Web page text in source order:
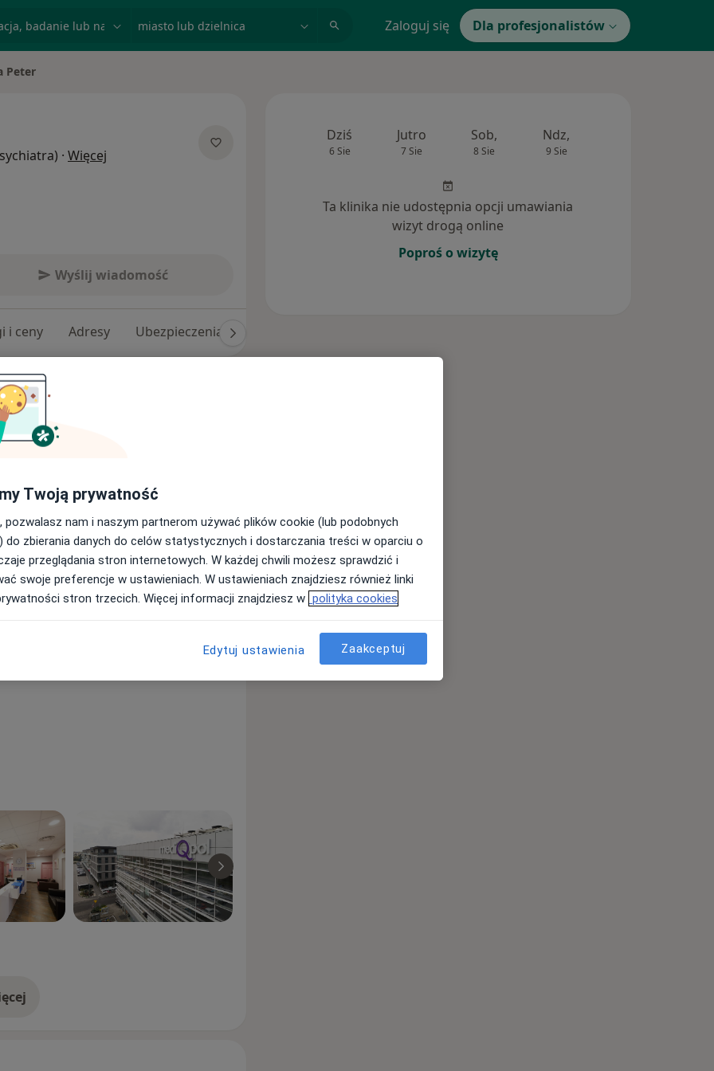
Zaloguj się Dla profesjonalistów
Peter
· Więcej
Wyślij wiadomość
i ceny Adresy Ubezpieczenia
która z pasją i
opieki nad pacjentami z
realizuje szkolenie
w Szpitalu Specjalistycznym w
rezydenturze umożliwiło rozwój
czym kładzie duży nacisk na
oraz budowanie trwałych relacji z
i aktualizuje wiedzę, m.in. poprzez
badań, udział w kursach
podejście do zdrowia
biologiczne, jak i
Dziś
6 Sie
Jutro
7 Sie
Sob,
8 Sie
Ndz,
9 Sie
Ta klinika nie udostępnia opcji umawiania
wizyt drogą online
Poproś o wizytę
Twoją prywatność
pozwalasz nam i naszym partnerom używać plików cookie (lub podobnych
do zbierania danych do celów statystycznych i dostarczania treści w oparciu o
przeglądania stron internetowych. W każdej chwili możesz sprawdzić i
swoje preferencje w ustawieniach. W ustawieniach znajdziesz również linki
stron trzecich. Więcej informacji znajdziesz w polityka cookies
Edytuj ustawienia Zaakceptuj